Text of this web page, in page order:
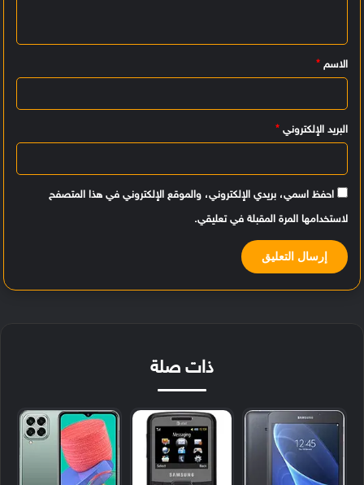
ي
ق
الاسم *
البريد الإلكتروني *
احفظ اسمي، بريدي الإلكتروني، والموقع الإلكتروني في هذا المتصفح
لاستخدامها المرة المقبلة في تعليقي.
ذات صلة